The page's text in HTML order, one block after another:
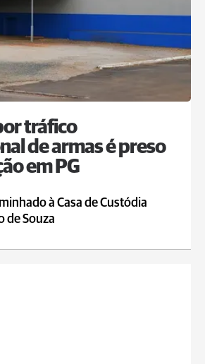
tráfico
de armas é preso
em PG
à Casa de Custódia
de Souza